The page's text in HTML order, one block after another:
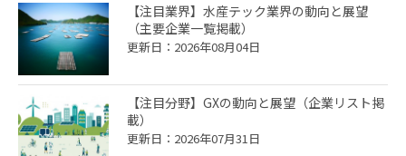
【注目業界】水産テック業界の動向と展望
（主要企業一覧掲載）
更新日：2026年08月04日
【注目分野】GXの動向と展望（企業リスト掲
載）
更新日：2026年07月31日